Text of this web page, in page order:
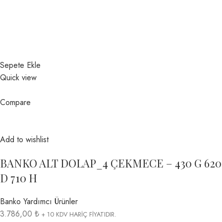
Sepete Ekle
Quick view
Compare
Add to wishlist
BANKO ALT DOLAP_4 ÇEKMECE – 430 G 620
D 710 H
Banko Yardımcı Ürünler
3.786,00 ₺ + 10 KDV HARİÇ FİYATIDIR.